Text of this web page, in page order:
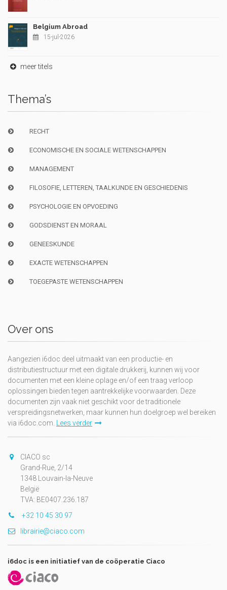
Belgium Abroad
15-jul-2026
meer titels
Thema’s
RECHT
ECONOMISCHE EN SOCIALE WETENSCHAPPEN
MANAGEMENT
FILOSOFIE, LETTEREN, TAALKUNDE EN GESCHIEDENIS
PSYCHOLOGIE EN OPVOEDING
GODSDIENST EN MORAAL
GENEESKUNDE
EXACTE WETENSCHAPPEN
TOEGEPASTE WETENSCHAPPEN
Over ons
Aangezien i6doc deel uitmaakt van een productie- en
distributiestructuur met een digitale drukkerij, kunnen wij voor
documenten met een kleine oplage en/of een traag verloop
oplossingen bieden tegen aantrekkelijke voorwaarden. Deze
documenten zijn vaak niet geschikt voor de traditionele
verspreidingsnetwerken, maar kunnen hun doelgroep wel bereiken
via i6doc.com.
Lees verder
CIACO sc
Grand-Rue, 2/14
1348 Louvain-la-Neuve
België
TVA: BE0407.236.187
+32 10 45 30 97
librairie@ciaco.com
i6doc is een initiatief van de coöperatie Ciaco